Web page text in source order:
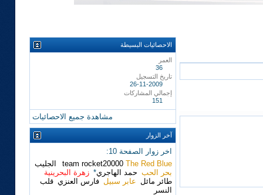
الاحصائيات البسيطة
العمر
36
تاريخ التسجيل
26-11-2009
إجمالي المشاركات
151
مشاهدة جميع الاحصائيات
آخر الزوار
اخر زوار الصفحة 10:
team rocket20000 The Red Blue
الجليب
بحر الحب حمد الهاجري* زهرة البحرينية
طائر مائل عابر سبيل فارس العنزي قلب
النسر